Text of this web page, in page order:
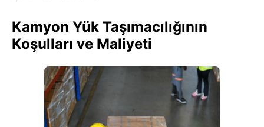
Kamyon Yük Taşımacılığının
Koşulları ve Maliyeti